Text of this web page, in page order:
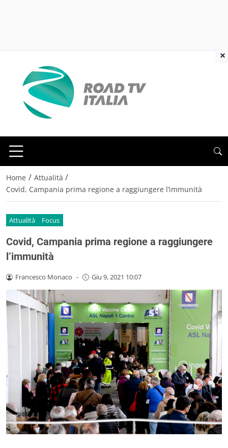
Home / Attualità /
Covid, Campania prima regione a raggiungere l’immunità
Attualità Focus
Covid, Campania prima regione a raggiungere
l’immunità
Francesco Monaco - Giu 9, 2021 10:07
×